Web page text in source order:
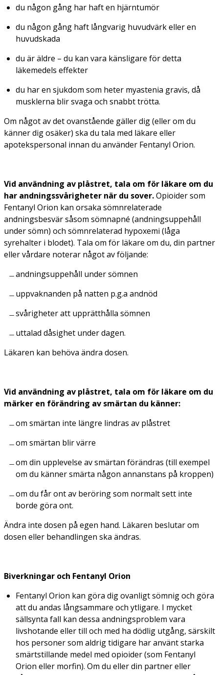
du någon gång har haft en hjärntumör
du någon gång haft långvarig huvudvärk eller en
huvudskada
du är äldre – du kan vara känsligare för detta
läkemedels effekter
du har en sjukdom som heter myastenia gravis, då
musklerna blir svaga och snabbt trötta.
Om något av det ovanstående gäller dig (eller om du
känner dig osäker) ska du tala med läkare eller
apotekspersonal innan du använder Fentanyl Orion.
Vid användning av plåstret, tala om för läkare om du
har andningssvårigheter när du sover.Opioider som
Fentanyl Orion kan orsaka sömnrelaterade
andningsbesvär såsom sömnapné (andningsuppehåll
under sömn) och sömnrelaterad hypoxemi (låga
syrehalter i blodet). Tala om för läkare om du, din partner
eller vårdare noterar något av följande:
andningsuppehåll under sömnen
uppvaknanden på natten p.g.a andnöd
svårigheter att upprätthålla sömnen
uttalad dåsighet under dagen.
Läkaren kan behöva ändra dosen.
Vid användning av plåstret, tala om för läkare om du
märker en förändring av smärtan du känner:
om smärtan inte längre lindras av plåstret
om smärtan blir värre
om din upplevelse av smärtan förändras (till exempel
om du känner smärta någon annanstans på kroppen)
om du får ont av beröring som normalt sett inte
borde göra ont.
Ändra inte dosen på egen hand. Läkaren beslutar om
dosen eller behandlingen ska ändras.
Biverkningar och Fentanyl Orion
Fentanyl Orion kan göra dig ovanligt sömnig och göra
att du andas långsammare och ytligare. I mycket
sällsynta fall kan dessa andningsproblem vara
livshotande eller till och med ha dödlig utgång, särskilt
hos personer som aldrig tidigare har använt starka
smärtstillande medel med opioider (som Fentanyl
Orion eller morfin). Om du eller din partner eller